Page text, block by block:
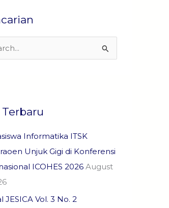
Terbaru
Informatika ITSK
Unjuk Gigi di Konferensi
ICOHES 2026 August
JESICA Vol. 3 No. 2